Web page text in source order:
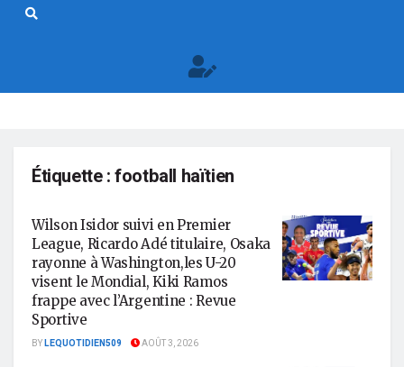
Étiquette :football haïtien
Wilson Isidor suivi en Premier
League, Ricardo Adé titulaire, Osaka
rayonne à Washington,les U-20
visent le Mondial, Kiki Ramos
frappe avec l’Argentine : Revue
Sportive
BYLEQUOTIDIEN509 AOÛT 3, 2026